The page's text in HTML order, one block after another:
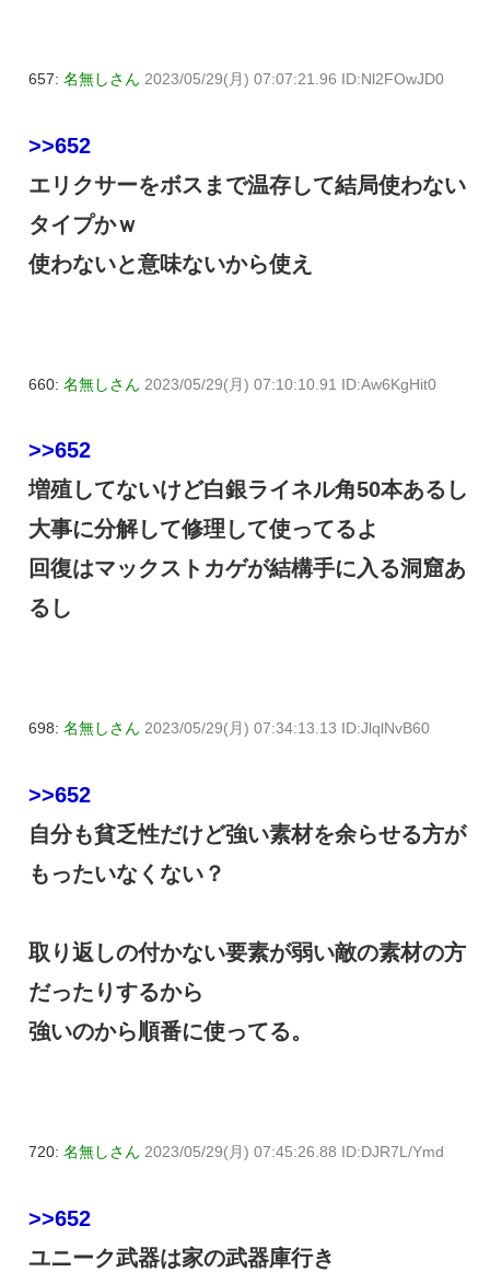
657: 名無しさん 2023/05/29(月) 07:07:21.96 ID:Nl2FOwJD0
>>652
エリクサーをボスまで温存して結局使わない
タイプかｗ
使わないと意味ないから使え
660: 名無しさん 2023/05/29(月) 07:10:10.91 ID:Aw6KgHit0
>>652
増殖してないけど白銀ライネル角50本あるし
大事に分解して修理して使ってるよ
回復はマックストカゲが結構手に入る洞窟あ
るし
698: 名無しさん 2023/05/29(月) 07:34:13.13 ID:JlqlNvB60
>>652
自分も貧乏性だけど強い素材を余らせる方が
もったいなくない？
取り返しの付かない要素が弱い敵の素材の方
だったりするから
強いのから順番に使ってる。
720: 名無しさん 2023/05/29(月) 07:45:26.88 ID:DJR7L/Ymd
>>652
ユニーク武器は家の武器庫行き